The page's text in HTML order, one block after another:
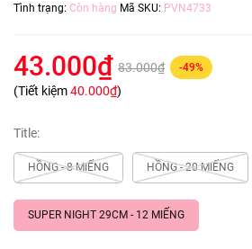
Tình trạng: Còn hàng Mã SKU: PVN4733
43.000₫ 83.000₫ -49%
(Tiết kiệm40.000₫)
Title:
HỒNG - 8 MIẾNG HỒNG - 20 MIẾNG
SUPER NIGHT 29CM - 12 MIẾNG